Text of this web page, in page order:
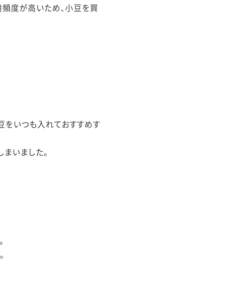
度が高いため、小豆を買
をいつも入れておすすめす
いました。